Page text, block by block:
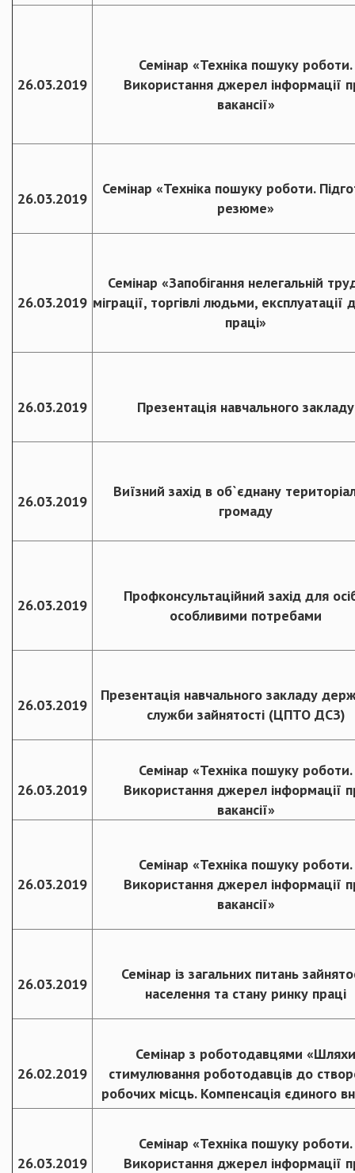
26.03.2019
Семінар «Техніка пошуку роботи.
Використання джерел інформації
вакансії»
26.03.2019
Семінар «Техніка пошуку роботи.
резюме»
26.03.2019
Семінар «Запобігання нелегальній
міграції, торгівлі людьми, експлуатації
праці»
26.03.2019 Презентація навчального закладу
26.03.2019
Виїзний захід в об`єднану
громаду
26.03.2019
Профконсультаційний захід для
особливими потребами
26.03.2019
Презентація навчального закладу
служби зайнятості (ЦПТО ДСЗ)
26.03.2019
Семінар «Техніка пошуку роботи.
Використання джерел інформації
вакансії»
26.03.2019
Семінар «Техніка пошуку роботи.
Використання джерел інформації
вакансії»
26.03.2019
Семінар із загальних питань
населення та стану ринку праці
26.02.2019
Семінар з роботодавцями «Шляхи
стимулювання роботодавців до
робочих місць. Компенсація єдиного
26.03.2019
Семінар «Техніка пошуку роботи.
Використання джерел інформації